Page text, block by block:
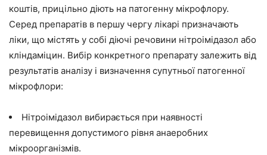
коштів, прицільно діють на патогенну мікрофлору.
Серед препаратів в першу чергу лікарі призначають
ліки, що містять у собі діючі речовини нітроімідазол або
кліндаміцин. Вибір конкретного препарату залежить від
результатів аналізу і визначення супутньої патогенної
мікрофлори:
Нітроімідазол вибирається при наявності
перевищення допустимого рівня анаеробних
мікроорганізмів.